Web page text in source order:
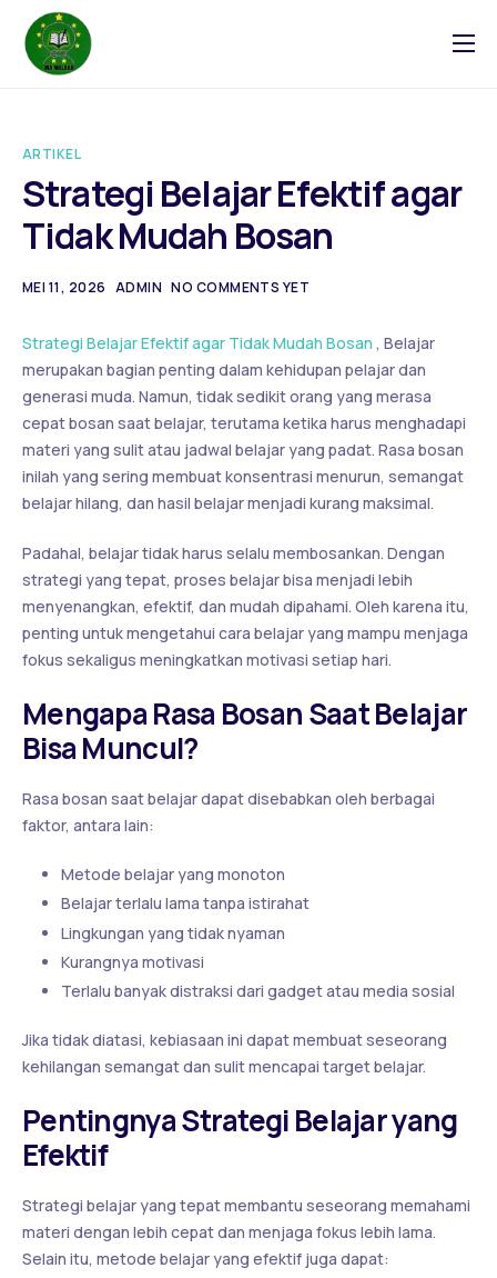
Tentang
Kontak
ARTIKEL
Strategi Belajar Efektif agar
Tidak Mudah Bosan
MEI 11, 2026 ADMIN NO COMMENTS YET
Strategi Belajar Efektif agar Tidak Mudah Bosan , Belajar
merupakan bagian penting dalam kehidupan pelajar dan
generasi muda. Namun, tidak sedikit orang yang merasa
cepat bosan saat belajar, terutama ketika harus menghadapi
materi yang sulit atau jadwal belajar yang padat. Rasa bosan
inilah yang sering membuat konsentrasi menurun, semangat
belajar hilang, dan hasil belajar menjadi kurang maksimal.
Padahal, belajar tidak harus selalu membosankan. Dengan
strategi yang tepat, proses belajar bisa menjadi lebih
menyenangkan, efektif, dan mudah dipahami. Oleh karena itu,
penting untuk mengetahui cara belajar yang mampu menjaga
fokus sekaligus meningkatkan motivasi setiap hari.
Mengapa Rasa Bosan Saat Belajar
Bisa Muncul?
Rasa bosan saat belajar dapat disebabkan oleh berbagai
faktor, antara lain:
Metode belajar yang monoton
Belajar terlalu lama tanpa istirahat
Lingkungan yang tidak nyaman
Kurangnya motivasi
Terlalu banyak distraksi dari gadget atau media sosial
Jika tidak diatasi, kebiasaan ini dapat membuat seseorang
kehilangan semangat dan sulit mencapai target belajar.
Pentingnya Strategi Belajar yang
Efektif
Strategi belajar yang tepat membantu seseorang memahami
materi dengan lebih cepat dan menjaga fokus lebih lama.
Selain itu, metode belajar yang efektif juga dapat: